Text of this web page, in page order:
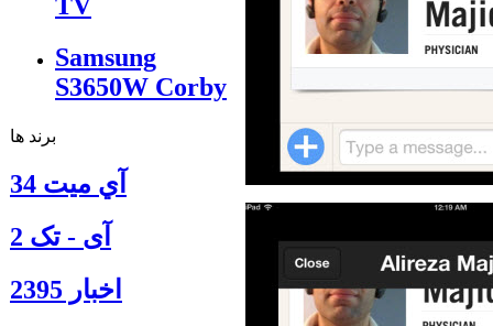
Samsung
S3650W Corby
برند ها
آي ميت 34
آی - تک 2
اخبار 2395